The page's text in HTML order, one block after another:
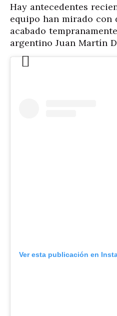
Hay antecedentes
equipo han mirado con
acabado
argentino Juan Martín
Ver esta publicación en